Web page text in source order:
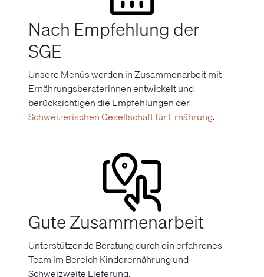
Nach Empfehlung der
SGE
Unsere Menüs werden in Zusammenarbeit mit
Ernährungsberaterinnen entwickelt und
berücksichtigen die Empfehlungen der
Schweizerischen Gesellschaft für Ernährung.
Gute Zusammenarbeit
Unterstützende Beratung durch ein erfahrenes
Team im Bereich Kinderernährung und
Schweizweite Lieferung.